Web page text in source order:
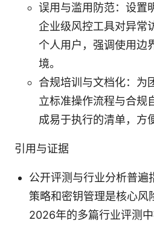
误用与滥用防范：设置
企业级风控工具对异常
个人用户，强调使用边
境。
合规培训与文档化：为
立标准操作流程与合规
成易于执行的清单，方
引用与证据
公开评测与行业分析普遍
策略和密钥管理是核心风
2026年的多篇行业评测